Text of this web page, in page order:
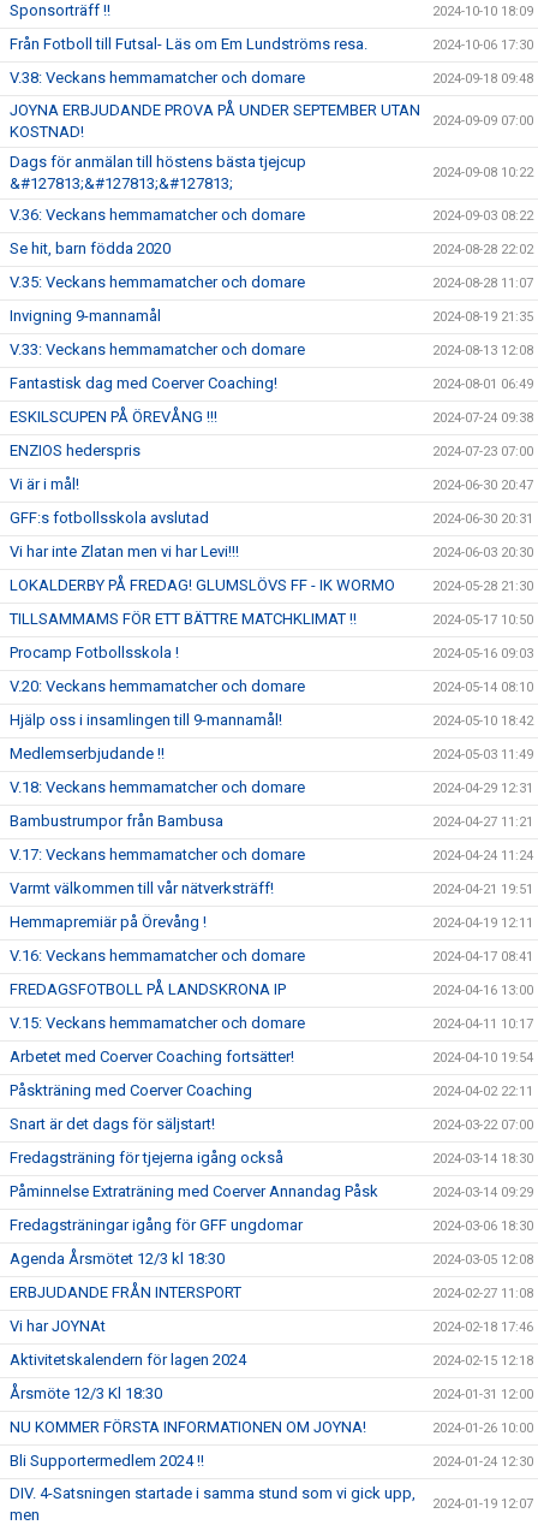
Sponsorträff !! 2024-10-10 18:09
Från Fotboll till Futsal- Läs om Em Lundströms resa. 2024-10-06 17:30
V.38: Veckans hemmamatcher och domare 2024-09-18 09:48
JOYNA ERBJUDANDE PROVA PÅ UNDER SEPTEMBER UTAN
KOSTNAD!
2024-09-09 07:00
Dags för anmälan till höstens bästa tjejcup
&#127813;&#127813;&#127813;
2024-09-08 10:22
V.36: Veckans hemmamatcher och domare 2024-09-03 08:22
Se hit, barn födda 2020 2024-08-28 22:02
V.35: Veckans hemmamatcher och domare 2024-08-28 11:07
Invigning 9-mannamål 2024-08-19 21:35
V.33: Veckans hemmamatcher och domare 2024-08-13 12:08
Fantastisk dag med Coerver Coaching! 2024-08-01 06:49
ESKILSCUPEN PÅ ÖREVÅNG !!! 2024-07-24 09:38
ENZIOS hederspris 2024-07-23 07:00
Vi är i mål! 2024-06-30 20:47
GFF:s fotbollsskola avslutad 2024-06-30 20:31
Vi har inte Zlatan men vi har Levi!!! 2024-06-03 20:30
LOKALDERBY PÅ FREDAG! GLUMSLÖVS FF - IK WORMO 2024-05-28 21:30
TILLSAMMAMS FÖR ETT BÄTTRE MATCHKLIMAT !! 2024-05-17 10:50
Procamp Fotbollsskola ! 2024-05-16 09:03
V.20: Veckans hemmamatcher och domare 2024-05-14 08:10
Hjälp oss i insamlingen till 9-mannamål! 2024-05-10 18:42
Medlemserbjudande !! 2024-05-03 11:49
V.18: Veckans hemmamatcher och domare 2024-04-29 12:31
Bambustrumpor från Bambusa 2024-04-27 11:21
V.17: Veckans hemmamatcher och domare 2024-04-24 11:24
Varmt välkommen till vår nätverksträff! 2024-04-21 19:51
Hemmapremiär på Örevång ! 2024-04-19 12:11
V.16: Veckans hemmamatcher och domare 2024-04-17 08:41
FREDAGSFOTBOLL PÅ LANDSKRONA IP 2024-04-16 13:00
V.15: Veckans hemmamatcher och domare 2024-04-11 10:17
Arbetet med Coerver Coaching fortsätter! 2024-04-10 19:54
Påskträning med Coerver Coaching 2024-04-02 22:11
Snart är det dags för säljstart! 2024-03-22 07:00
Fredagsträning för tjejerna igång också 2024-03-14 18:30
Påminnelse Extraträning med Coerver Annandag Påsk 2024-03-14 09:29
Fredagsträningar igång för GFF ungdomar 2024-03-06 18:30
Agenda Årsmötet 12/3 kl 18:30 2024-03-05 12:08
ERBJUDANDE FRÅN INTERSPORT 2024-02-27 11:08
Vi har JOYNAt 2024-02-18 17:46
Aktivitetskalendern för lagen 2024 2024-02-15 12:18
Årsmöte 12/3 Kl 18:30 2024-01-31 12:00
NU KOMMER FÖRSTA INFORMATIONEN OM JOYNA! 2024-01-26 10:00
Bli Supportermedlem 2024 !! 2024-01-24 12:30
DIV. 4-Satsningen startade i samma stund som vi gick upp,
men
2024-01-19 12:07